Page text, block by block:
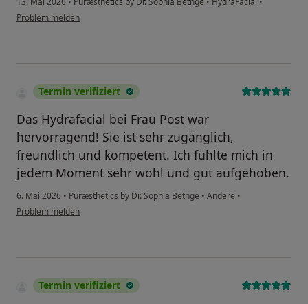
Problem melden
Termin verifiziert
Das Hydrafacial bei Frau Post war
hervorragend! Sie ist sehr zugänglich,
freundlich und kompetent. Ich fühlte mich in
jedem Moment sehr wohl und gut aufgehoben.
6. Mai 2026 • Puræsthetics by Dr. Sophia Bethge • Andere •
Problem melden
Termin verifiziert